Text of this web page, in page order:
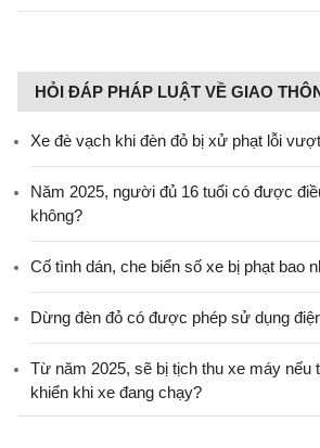
HỎI ĐÁP PHÁP LUẬT VỀ GIAO
Xe đè vạch khi đèn đỏ bị xử phạt lỗi
Năm 2025, người đủ 16 tuổi có được
không?
Cố tình dán, che biển số xe bị phạt bao
Dừng đèn đỏ có được phép sử dụng
Từ năm 2025, sẽ bị tịch thu xe máy nếu
khiển khi xe đang chạy?